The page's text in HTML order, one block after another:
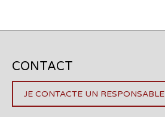
CONTACT
JE CONTACTE UN RESPONSABLE